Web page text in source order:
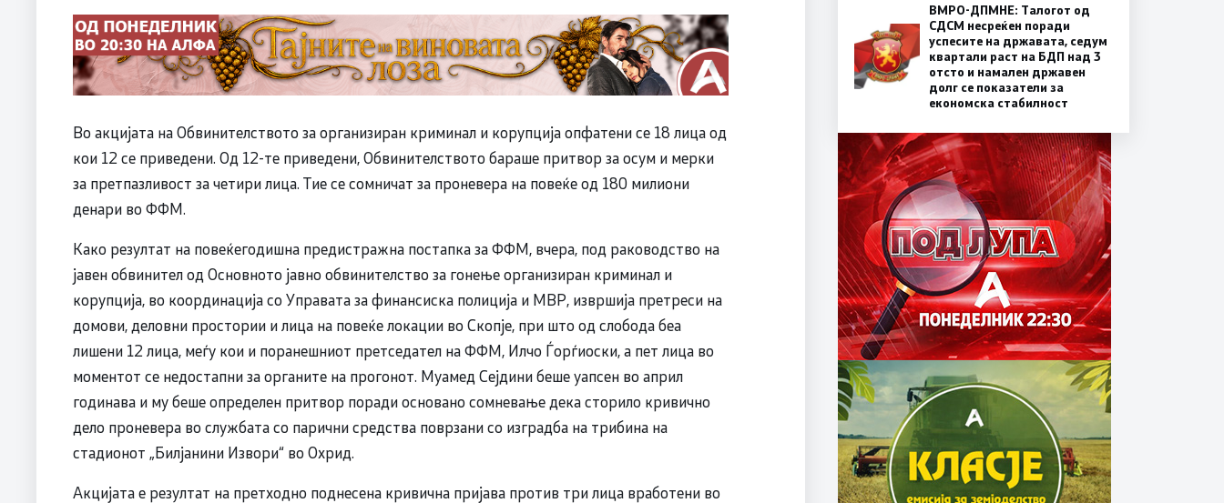
Во акцијата на Обвинителството за организиран криминал и корупција опфатени се 18 лица од
кои 12 се приведени. Од 12-те приведени, Обвинителството бараше притвор за осум и мерки
за претпазливост за четири лица. Тие се сомничат за проневера на повеќе од 180 милиони
денари во ФФМ.
Како резултат на повеќегодишна предистражна постапка за ФФМ, вчера, под раководство на
јавен обвинител од Основното јавно обвинителство за гонење организиран криминал и
корупција, во координација со Управата за финансиска полиција и МВР, извршија претреси на
домови, деловни простории и лица на повеќе локации во Скопје, при што од слобода беа
лишени 12 лица, меѓу кои и поранешниот претседател на ФФМ, Илчо Ѓорѓиоски, а пет лица во
моментот се недостапни за органите на прогонот. Муамед Сејдини беше уапсен во април
годинава и му беше определен притвор поради основано сомневање дека сторило кривично
дело проневера во службата со парични средства поврзани со изградба на трибина на
стадионот „Билјанини Извори“ во Охрид.
Акцијата е резултат на претходно поднесена кривична пријава против три лица вработени во
ВМРО-ДПМНЕ: Талогот од
СДСМ несреќен поради
успесите на државата, седум
квартали раст на БДП над 3
отсто и намален државен
долг се показатели за
економска стабилност